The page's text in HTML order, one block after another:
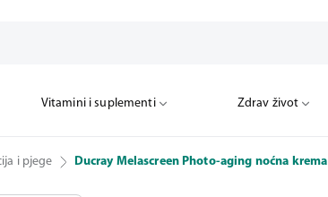
Vitamini i suplementi Zdrav život
i pjege Ducray Melascreen Photo-aging noćna krema